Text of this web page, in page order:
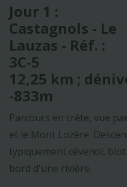
Jour 1 :
Castagnols - Le
Lauzas - Réf. :
3C-5
12,25 km ;
-833m
Parcours en crête, vue
et le Mont Lozère.
typiquement cévenol,
bord d'une rivière.